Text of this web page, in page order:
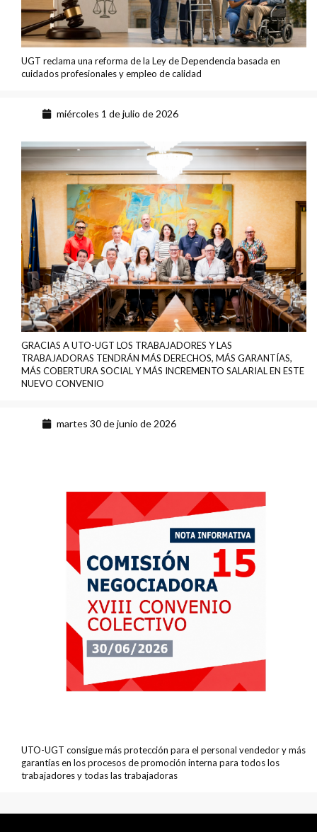
UGT reclama una reforma de la Ley de Dependencia basada en
cuidados profesionales y empleo de calidad
miércoles 1 de julio de 2026
GRACIAS A UTO-UGT LOS TRABAJADORES Y LAS
TRABAJADORAS TENDRÁN MÁS DERECHOS, MÁS GARANTÍAS,
MÁS COBERTURA SOCIAL Y MÁS INCREMENTO SALARIAL EN ESTE
NUEVO CONVENIO
martes 30 de junio de 2026
UTO-UGT consigue más protección para el personal vendedor y más
garantías en los procesos de promoción interna para todos los
trabajadores y todas las trabajadoras